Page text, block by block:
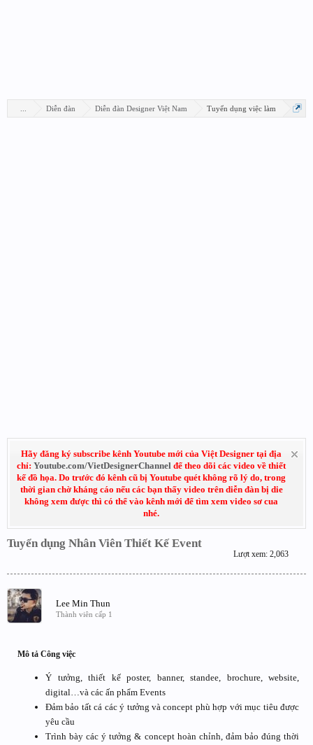
Diễn đàn Diễn đàn Designer Việt Nam Tuyển dụng việc làm
Hãy đăng ký subscribe kênh Youtube mới của Việt Designer tại địa
chỉ: Youtube.com/VietDesignerChannel để theo dõi các video về thiết
kế đồ họa. Do trước đó kênh cũ bị Youtube quét không rõ lý do, trong
thời gian chờ kháng cáo nếu các bạn thấy video trên diễn đàn bị die
không xem được thì có thể vào kênh mới để tìm xem video sơ cua
nhé.
Tuyển dụng Nhân Viên Thiết Kế Event
Lượt xem: 2,063
Lee Min Thun
Thành viên cấp 1
Mô tả Công việc
Ý tưởng, thiết kế poster, banner, standee, brochure, website,
digital…và các ấn phẩm Events
Đảm bảo tất cá các ý tưởng và concept phù hợp với mục tiêu được
yêu cầu
Trình bày các ý tưởng & concept hoàn chỉnh, đảm bảo đúng thời